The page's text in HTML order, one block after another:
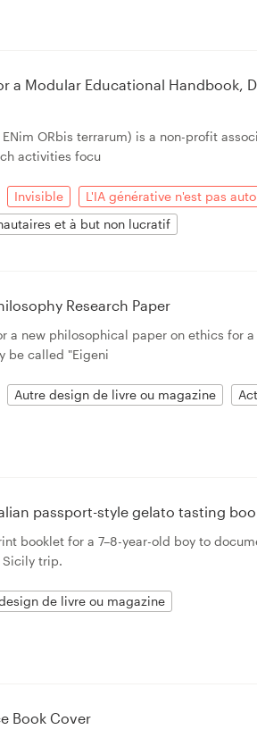
a Modular Educational Handbook,
ENim ORbis terrarum) is a non-profit
activities focu
Invisible L'IA générative n'est pas
et à but non lucratif
Research Paper
a new philosophical paper on ethics for
be called "Eigeni
Autre design de livre ou magazine
passport-style gelato tasting
booklet for a 7–8-year-old boy to
Sicily trip.
de livre ou magazine
Book Cover